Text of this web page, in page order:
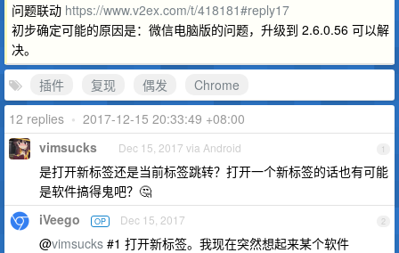
问题联动 https://www.v2ex.com/t/418181#reply17
初步确定可能的原因是：微信电脑版的问题，升级到 2.6.0.56 可以解
决。
插件
复现 偶发
Chrome
12 replies • 2017-12-15 20:33:49 +08:00
1
vimsucks Dec 15, 2017 via Android
是打开新标签还是当前标签跳转？打开一个新标签的话也有可能
是软件搞得鬼吧？🤔
2
iVeego OP Dec 15, 2017
@vimsucks #1 打开新标签。我现在突然想起来某个软件